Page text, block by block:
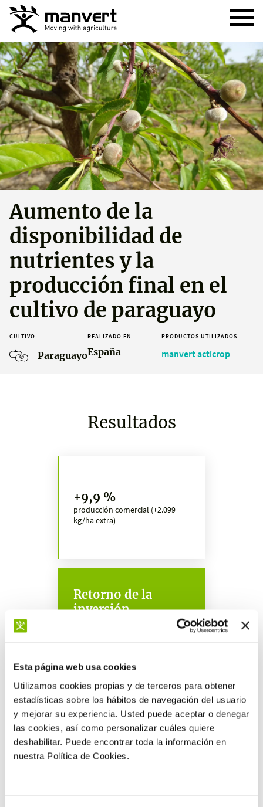
Esta página web usa cookies
Utilizamos cookies propias y de terceros para obtener
estadísticas sobre los hábitos de navegación del usuario
y mejorar su experiencia. Usted puede aceptar o denegar
las cookies, así como personalizar cuáles quiere
deshabilitar. Puede encontrar toda la información en
nuestra Política de Cookies.
Aumento de la
disponibilidad de
nutrientes y la
producción final en el
cultivo de paraguayo
CULTIVO
Paraguayo
REALIZADO EN
España
PRODUCTOS UTILIZADOS
manvert acticrop
Resultados
+9,9 %
producción comercial (+2.099
kg/ha extra)
Retorno de la
inversión
Más resultados